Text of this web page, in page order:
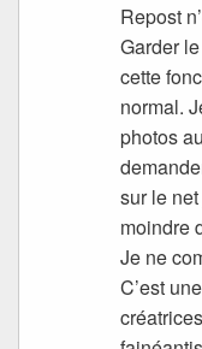
Repost
Garder
cette
normal.
photos
sur le
moindre
Je ne
C’est